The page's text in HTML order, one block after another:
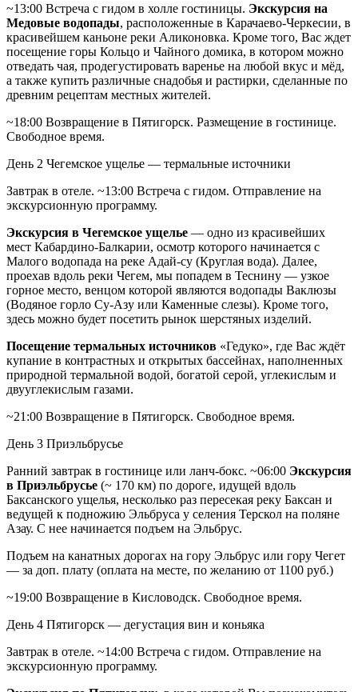
~13:00 Встреча с гидом в холле гостиницы. Экскурсия на
Медовые водопады, расположенные в Карачаево-Черкесии, в
красивейшем каньоне реки Аликоновка. Кроме того, Вас ждет
посещение горы Кольцо и Чайного домика, в котором можно
отведать чая, продегустировать варенье на любой вкус и мёд,
а также купить различные снадобья и растирки, сделанные по
древним рецептам местных жителей.
~18:00 Возвращение в Пятигорск. Размещение в гостинице.
Свободное время.
День 2 Чегемское ущелье — термальные источники
Завтрак в отеле. ~13:00 Встреча с гидом. Отправление на
экскурсионную программу.
Экскурсия в Чегемское ущелье — одно из красивейших
мест Кабардино-Балкарии, осмотр которого начинается с
Малого водопада на реке Адай-су (Круглая вода). Далее,
проехав вдоль реки Чегем, мы попадем в Теснину — узкое
горное место, венцом которой являются водопады Ваклюзы
(Водяное горло Су-Азу или Каменные слезы). Кроме того,
здесь можно будет посетить рынок шерстяных изделий.
Посещение термальных источников «Гедуко», где Вас ждёт
купание в контрастных и открытых бассейнах, наполненных
природной термальной водой, богатой серой, углекислым и
двууглекислым газами.
~21:00 Возвращение в Пятигорск. Свободное время.
День 3 Приэльбрусье
Ранний завтрак в гостинице или ланч-бокс. ~06:00 Экскурсия
в Приэльбрусье (~ 170 км) по дороге, идущей вдоль
Баксанского ущелья, несколько раз пересекая реку Баксан и
ведущей к подножию Эльбруса у селения Терскол на поляне
Азау. С нее начинается подъем на Эльбрус.
Подъем на канатных дорогах на гору Эльбрус или гору Чегет
— за доп. плату (оплата на месте, по желанию от 1100 руб.)
~19:00 Возвращение в Кисловодск. Свободное время.
День 4 Пятигорск — дегустация вин и коньяка
Завтрак в отеле. ~14:00 Встреча с гидом. Отправление на
экскурсионную программу.